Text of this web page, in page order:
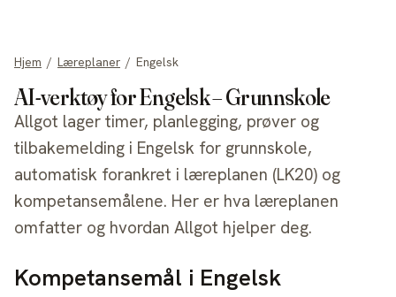
Hjem / Læreplaner / Engelsk
AI-verktøy for Engelsk – Grunnskole
Allgot lager timer, planlegging, prøver og
tilbakemelding i Engelsk for grunnskole,
automatisk forankret i læreplanen (LK20) og
kompetansemålene. Her er hva læreplanen
omfatter og hvordan Allgot hjelper deg.
Kompetansemål i Engelsk